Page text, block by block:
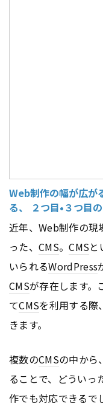
Web制作の幅が広が
る、 ２つ目•３つ目
近年、Web制作の現
った、 CMS。CMSと
いられるWordPress
CMSが存在します。
てCMSを利用する際
きます。
複数のCMSの中から
ることで、どういっ
作でも対応できるで